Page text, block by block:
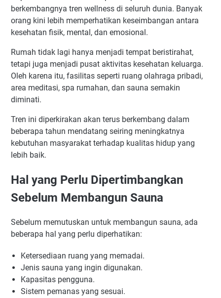
berkembangnya tren wellness di seluruh dunia. Banyak
orang kini lebih memperhatikan keseimbangan antara
kesehatan fisik, mental, dan emosional.
Rumah tidak lagi hanya menjadi tempat beristirahat,
tetapi juga menjadi pusat aktivitas kesehatan keluarga.
Oleh karena itu, fasilitas seperti ruang olahraga pribadi,
area meditasi, spa rumahan, dan sauna semakin
diminati.
Tren ini diperkirakan akan terus berkembang dalam
beberapa tahun mendatang seiring meningkatnya
kebutuhan masyarakat terhadap kualitas hidup yang
lebih baik.
Hal yang Perlu Dipertimbangkan
Sebelum Membangun Sauna
Sebelum memutuskan untuk membangun sauna, ada
beberapa hal yang perlu diperhatikan:
Ketersediaan ruang yang memadai.
Jenis sauna yang ingin digunakan.
Kapasitas pengguna.
Sistem pemanas yang sesuai.